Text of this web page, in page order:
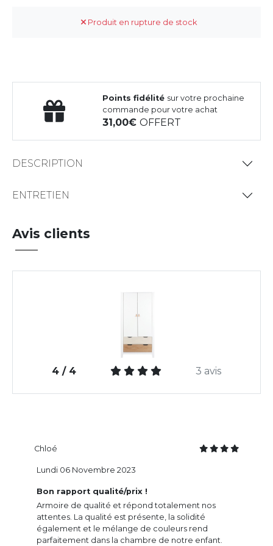
Produit en rupture de stock
Points fidélité sur votre prochaine
commande pour votre achat
31,00OFFERT
DESCRIPTION
ENTRETIEN
Avis clients
4 / 4 3 avis
Chloé
Bon rapport qualité/prix !
Armoire de qualité et répond totalement nos
attentes. La qualité est présente, la solidité
également et le mélange de couleurs rend
parfaitement dans la chambre de notre enfant.
Lundi 06 Novembre 2023